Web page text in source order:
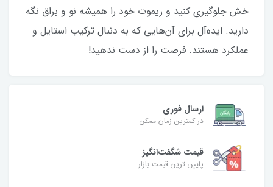
خش جلوگیری کنید و ریموت خود را همیشه نو و براق نگه
دارید. ایده‌آل برای آن‌هایی که به دنبال ترکیب استایل و
عملکرد هستند. فرصت را از دست ندهید!
ارسال فوری
در کمترین زمان ممکن
قیمت شگفت‌انگیز
پایین ترین قیمت بازار